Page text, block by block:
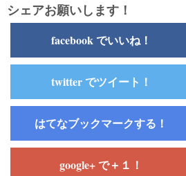
シェアお願いします！
facebook でいいね！
twitter でツイート！
はてなブックマークする！
google+ で＋１！